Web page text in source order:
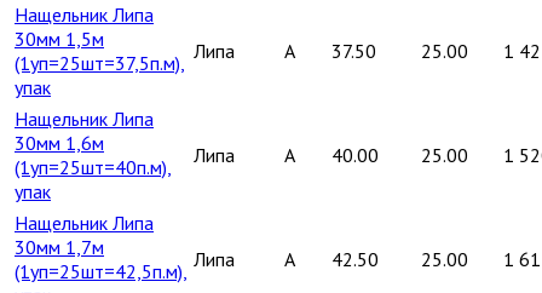
Нащельник Липа
30мм 1,5м
(1уп=25шт=37,5п.м),
упак
Липа A 37.50 25.00 1
Нащельник Липа
30мм 1,6м
(1уп=25шт=40п.м),
упак
Липа A 40.00 25.00 1
Нащельник Липа
30мм 1,7м
(1уп=25шт=42,5п.м), Липа A 42.50 25.00 1